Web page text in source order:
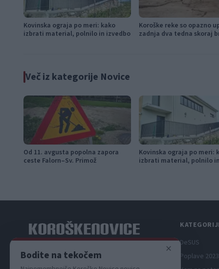
Kovinska ograja po meri: kako
izbrati material, polnilo in izvedbo
Koroške reke so opazno
zadnja dva tedna skoraj
Več iz kategorije Novice
Od 11. avgusta popolna zapora
ceste Falorn–Sv. Primož
Kovinska ograja po meri:
izbrati material, polnilo
Spletni medij koroških dogodkov.
DeSUS
Poplave
×
Bodite na tekočem